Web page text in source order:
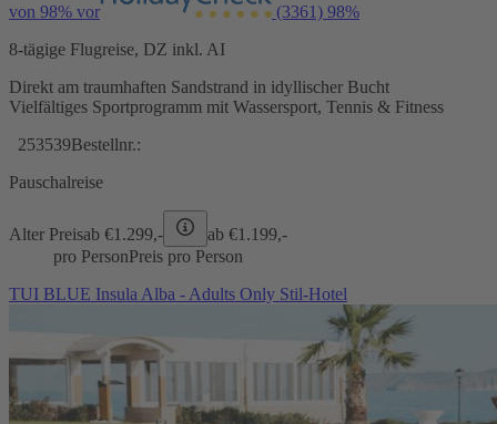
von 98% vor (3361) 98%
8-tägige Flugreise, DZ inkl. AI
Direkt am traumhaften Sandstrand in idyllischer Bucht
Vielfältiges Sportprogramm mit Wassersport, Tennis & Fitness
253539Bestellnr.:
Pauschalreise
Alter Preisab €1.299,- ab €1.199,-
pro PersonPreis pro Person
TUI BLUE Insula Alba - Adults Only Stil-Hotel